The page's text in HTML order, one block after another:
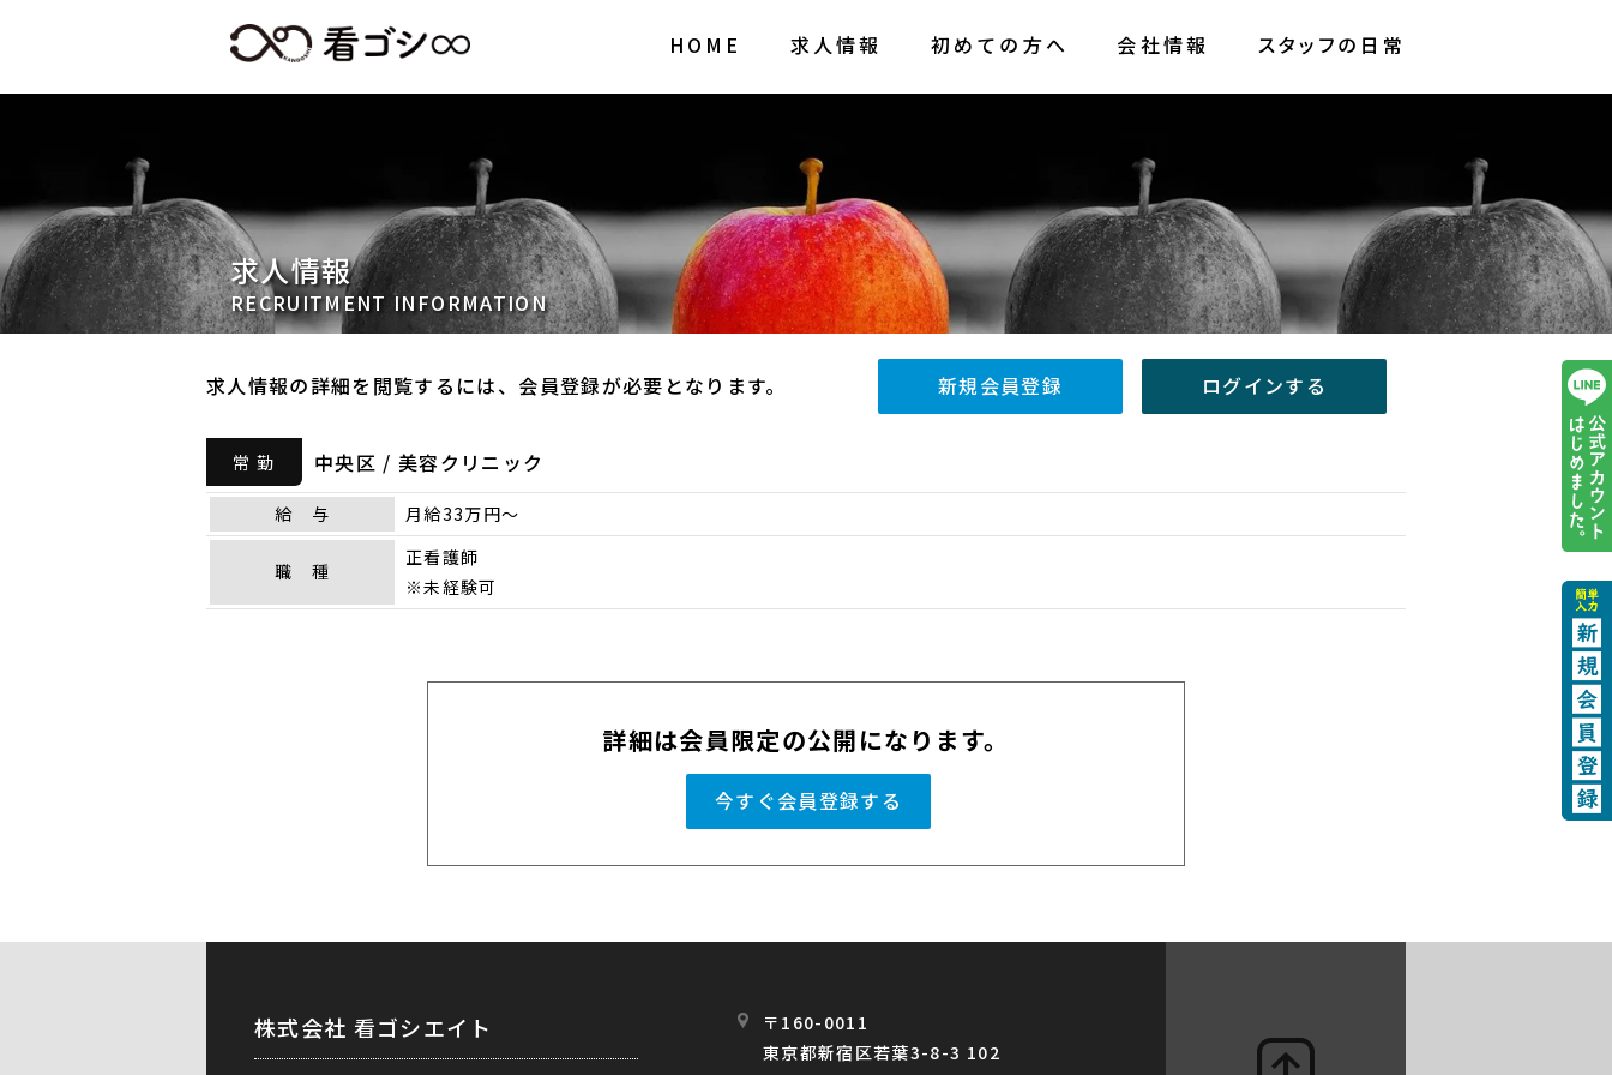
HOME 求人情報 初めての方へ 会社情報 スタッフの日常
求人情報
RECRUITMENT INFORMATION
求人情報の詳細を閲覧するには、会員登録が必要となります。 新規会員登録 ログインする
常 勤 中央区 / 美容クリニック
給 与 月給33万円～
職 種
正看護師
※未経験可
詳細は会員限定の公開になります。
今すぐ会員登録する
株式会社 看ゴシエイト
〒160-0011
東京都新宿区若葉3-8-3 102